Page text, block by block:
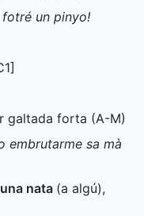
un pinyo!
]
galtada forta (A-M)
embrutarme sa mà
nata (a algú),